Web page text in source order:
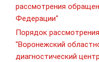
рассмотрения
Федерации"
Порядок
"Воронежский
диагностический